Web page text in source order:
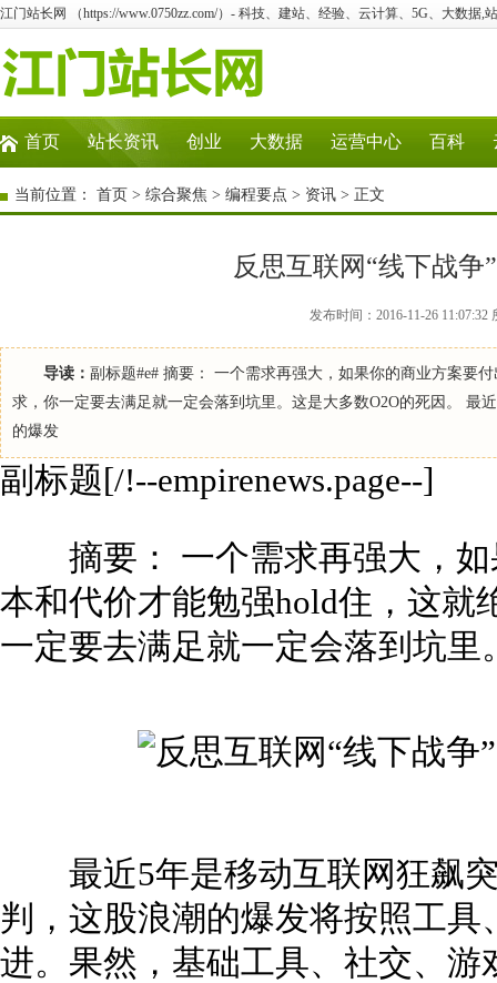
江门站长网 （https://www.0750zz.com/）- 科技、建站、经验、云计算、5G、大数据,
首页 站长资讯 创业 大数据 运营中心 百科
当前位置： 首页 > 综合聚焦 > 编程要点 > 资讯 > 正文
反思互联网“线下战
发布时间：2016-11-26
导读： 副标题#e# 摘要： 一个需求再强大，如果你的商业方案要
求，你一定要去满足就一定会落到坑里。这是大多数O2O的死因。 最
的爆发
副标题[/!--empirenews.page--]
摘要： 一个需求再强大，如
本和代价才能勉强hold住，这就
一定要去满足就一定会落到坑里
最近5年是移动互联网狂飙突
判，这股浪潮的爆发将按照工
进。果然，基础工具、社交、